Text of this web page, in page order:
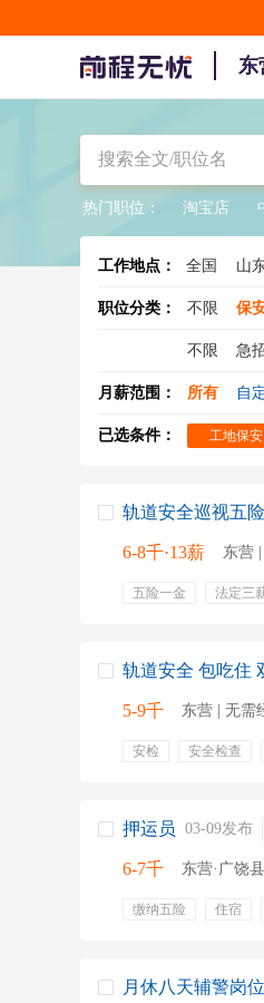
东
热门职位： 淘宝店
工作地点： 全国 山
职位分类： 不限 保
不限 急
女保安
月薪范围： 所有 自
已选条件： 工地保安
轨道安全巡视五
6-8千·13薪 东营
五险一金 法定三
节假日
轨道安全 包吃住
5-9千 东营 | 无需
安检 安全检查
失业保险
生育保险
押运员 03-09发布
6-7千 东营·广饶
缴纳五险 住宿
月休八天辅警岗